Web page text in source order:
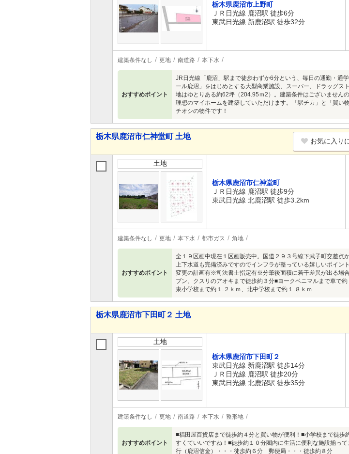
栃木県鹿沼市上野町
ＪＲ日光線 鹿沼駅 徒歩6分
東武日光線 新鹿沼駅 徒歩32分
建築条件なし 更地 南道路 本下水
おすすめポイント
JR日光線「鹿沼」駅まで徒歩わずか6分という、毎日の通勤・通
ール鹿沼」をはじめとする大型商業施設、スーパー、ドラッグ
地はゆとりある約62坪（204.95ｍ2）。建築条件はございません
理想のマイホームを建築していただけます。「駅チカ」と「買い
チオシの物件です！
栃木県鹿沼市仁神堂町 土地
お気に入り
土地
栃木県鹿沼市仁神堂町
ＪＲ日光線 鹿沼駅 徒歩9分
東武日光線 北鹿沼駅 徒歩3.2km
建築条件なし 更地 本下水 都市ガス 角地
おすすめポイント
全１９区画中現在１区画販売中。国道２９３号線下武子町交差点
上下水道も完備済みですのでインフラが整っている嬉しいポイ
変更の計画有※司法書士指定有※分筆後面積に若干差異が出る場
ブン、クスリのアオキまで徒歩約３分■ヨークベニマルまで車で
東小学校まで約１.２ｋｍ、北中学校まで約１.８ｋｍ
栃木県鹿沼市下田町２ 土地
土地
栃木県鹿沼市下田町２
東武日光線 新鹿沼駅 徒歩14分
ＪＲ日光線 鹿沼駅 徒歩20分
東武日光線 北鹿沼駅 徒歩35分
建築条件なし 更地 南道路 本下水 整形地
おすすめポイント
■福田屋百貨店まで徒歩約４分と買い物が便利！■小学校まで徒
すくていいですね！■徒歩約１０分圏内に生活に便利な施設揃
行（鹿沼信金）・・・徒歩約６分 郵便局・・・徒歩約８分